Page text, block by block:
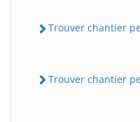
Trouver chantier
Trouver chantier